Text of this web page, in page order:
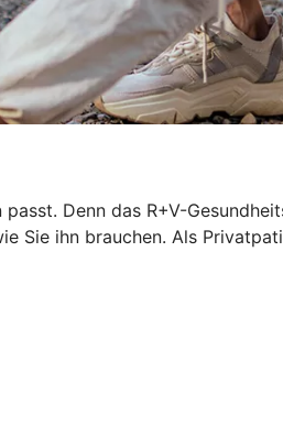
Denn das R+V-
Sie ihn brauchen. Als